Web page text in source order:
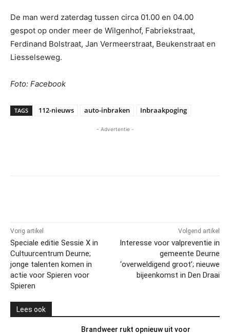
De man werd zaterdag tussen circa 01.00 en 04.00
gespot op onder meer de Wilgenhof, Fabriekstraat,
Ferdinand Bolstraat, Jan Vermeerstraat, Beukenstraat en
Liesselseweg.
Foto: Facebook
TAGS 112-nieuws auto-inbraken Inbraakpoging
- Advertentie -
Vorig artikel
Speciale editie Sessie X in
Cultuurcentrum Deurne;
jonge talenten komen in
actie voor Spieren voor
Spieren
Volgend artikel
Interesse voor valpreventie in
gemeente Deurne
‘overweldigend groot’; nieuwe
bijeenkomst in Den Draai
Lees ook
Brandweer rukt opnieuw uit voor